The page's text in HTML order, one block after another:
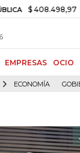
$ 408.498,97 +$
EMPRESAS OCIO
ECONOMÍA